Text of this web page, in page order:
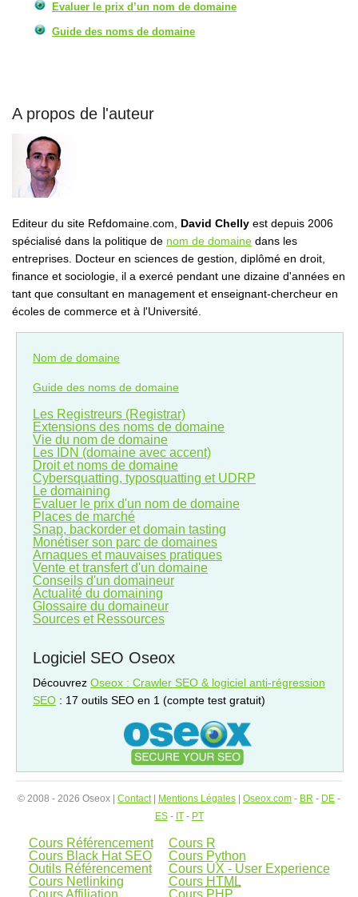
Evaluer le prix d’un nom de domaine
Guide des noms de domaine
A propos de l'auteur
Editeur du site Refdomaine.com, David Chelly est depuis 2006
spécialisé dans la politique de nom de domaine dans les
entreprises. Docteur en sciences de gestion, diplômé en droit,
finance et sociologie, il a exercé pendant une dizaine d'années en
tant que consultant en management et enseignant-chercheur en
écoles de commerce et à l'Université.
Nom de domaine
Guide des noms de domaine
Les Registreurs (Registrar)
Extensions des noms de domaine
Vie du nom de domaine
Les IDN (domaine avec accent)
Droit et noms de domaine
Cybersquatting, typosquatting et UDRP
Le domaining
Evaluer le prix d'un nom de domaine
Places de marché
Snap, backorder et domain tasting
Monétiser son parc de domaines
Arnaques et mauvaises pratiques
Vente et transfert d'un domaine
Conseils d'un domaineur
Actualité du domaining
Glossaire du domaineur
Sources et Ressources
Logiciel SEO Oseox
Découvrez Oseox : Crawler SEO & logiciel anti-régression
SEO : 17 outils SEO en 1 (compte test gratuit)
© 2008 - 2026 Oseox | Contact| Mentions Légales Oseox.com - BR - DE -
ES- IT- PT
Cours Référencement
Cours Black Hat SEO
Outils Référencement
Cours Netlinking
Cours R
Cours Python
Cours UX - User Experience
Cours HTML